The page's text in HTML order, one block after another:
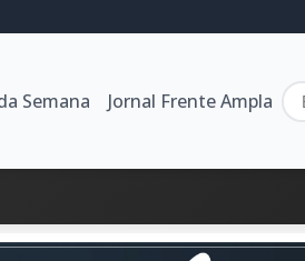
Semana Jornal Frente Ampla